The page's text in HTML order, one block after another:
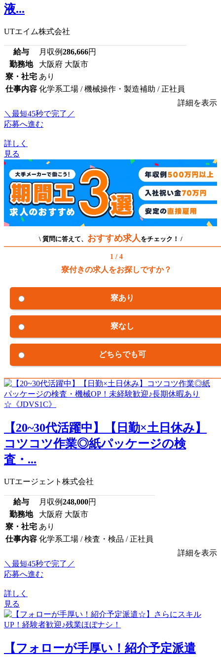
液...
UTエイム株式会社
給与 月収例286,666円
勤務地
大阪府 大阪市
寮・社宅 あり
仕事内容 化学系工場 / 機械操作・製造補助 / 正社員
詳細を表示
＼最短45秒で完了／
応募へ進む
詳しく
見る
\ 質問に答えて、 おすすめ求人 をチェック！ /
1 / 4
寮付きの求人をお探しですか？
寮あり
寮なし
どちらでも可
【20~30代活躍中】【日勤×土日休み】
コツコツ作業◎紙パッケージの検
査・...
UTエージェント株式会社
給与 月収例248,000円
勤務地
大阪府 大阪市
寮・社宅 あり
仕事内容 化学系工場 / 検査・検品 / 正社員
詳細を表示
＼最短45秒で完了／
応募へ進む
詳しく
見る
【フォローが手厚い！紹介予定派遣